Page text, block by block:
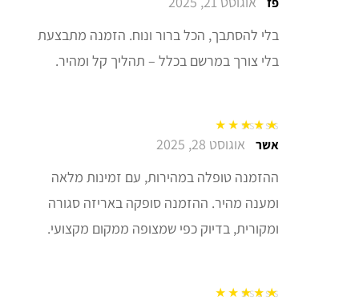
בלי להסתבך, הכל ברור ונוח. הזמנה מתבצעת
בלי צורך במרשם בכלל – תהליך קל ומהיר.
דורג5מתוך 5 אשר אוגוסט 28, 2025
ההזמנה טופלה במהירות, עם זמינות מלאה
ומענה מהיר. ההזמנה סופקה באריזה סגורה
ומקורית, בדיוק כפי שמצופה ממקום מקצועי.